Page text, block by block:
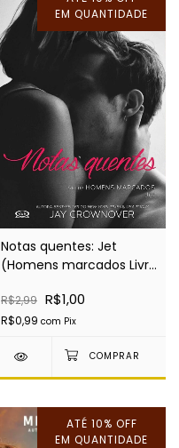
EM QUANTIDADE
Notas quentes: Jet
(Homens marcados Livro
R$2,99 R$1,00
R$0,99 com Pix
ATÉ 10% OFF
EM QUANTIDADE